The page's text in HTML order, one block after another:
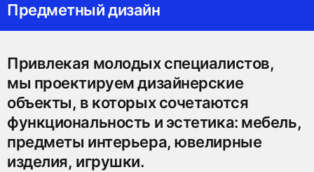
Предметный дизайн
Привлекая молодых специалистов,
мы проектируем дизайнерские
объекты, в которых сочетаются
функциональность и эстетика: мебель,
предметы интерьера, ювелирные
изделия, игрушки.